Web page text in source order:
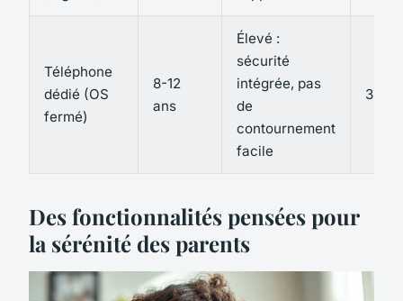
Téléphone
dédié (OS
fermé)
8-12
ans
Élevé :
sécurité
intégrée, pas
de
contournement
facile
3 à 5
Des fonctionnalités pensées pour
la sérénité des parents